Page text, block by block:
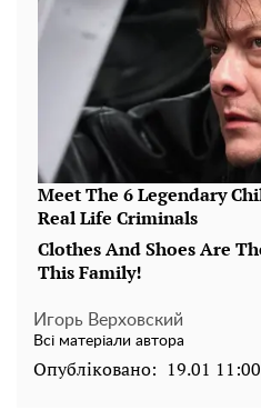
Игорь Верховский
Всі матеріали автора
Опубліковано: 19.01 11:00